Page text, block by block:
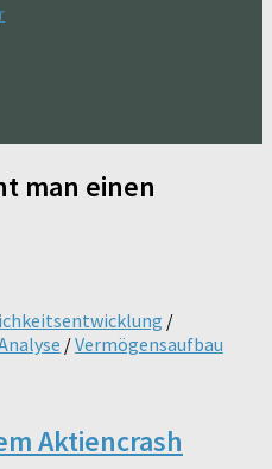
man einen
/
/Vermögensaufbau
Aktiencrash